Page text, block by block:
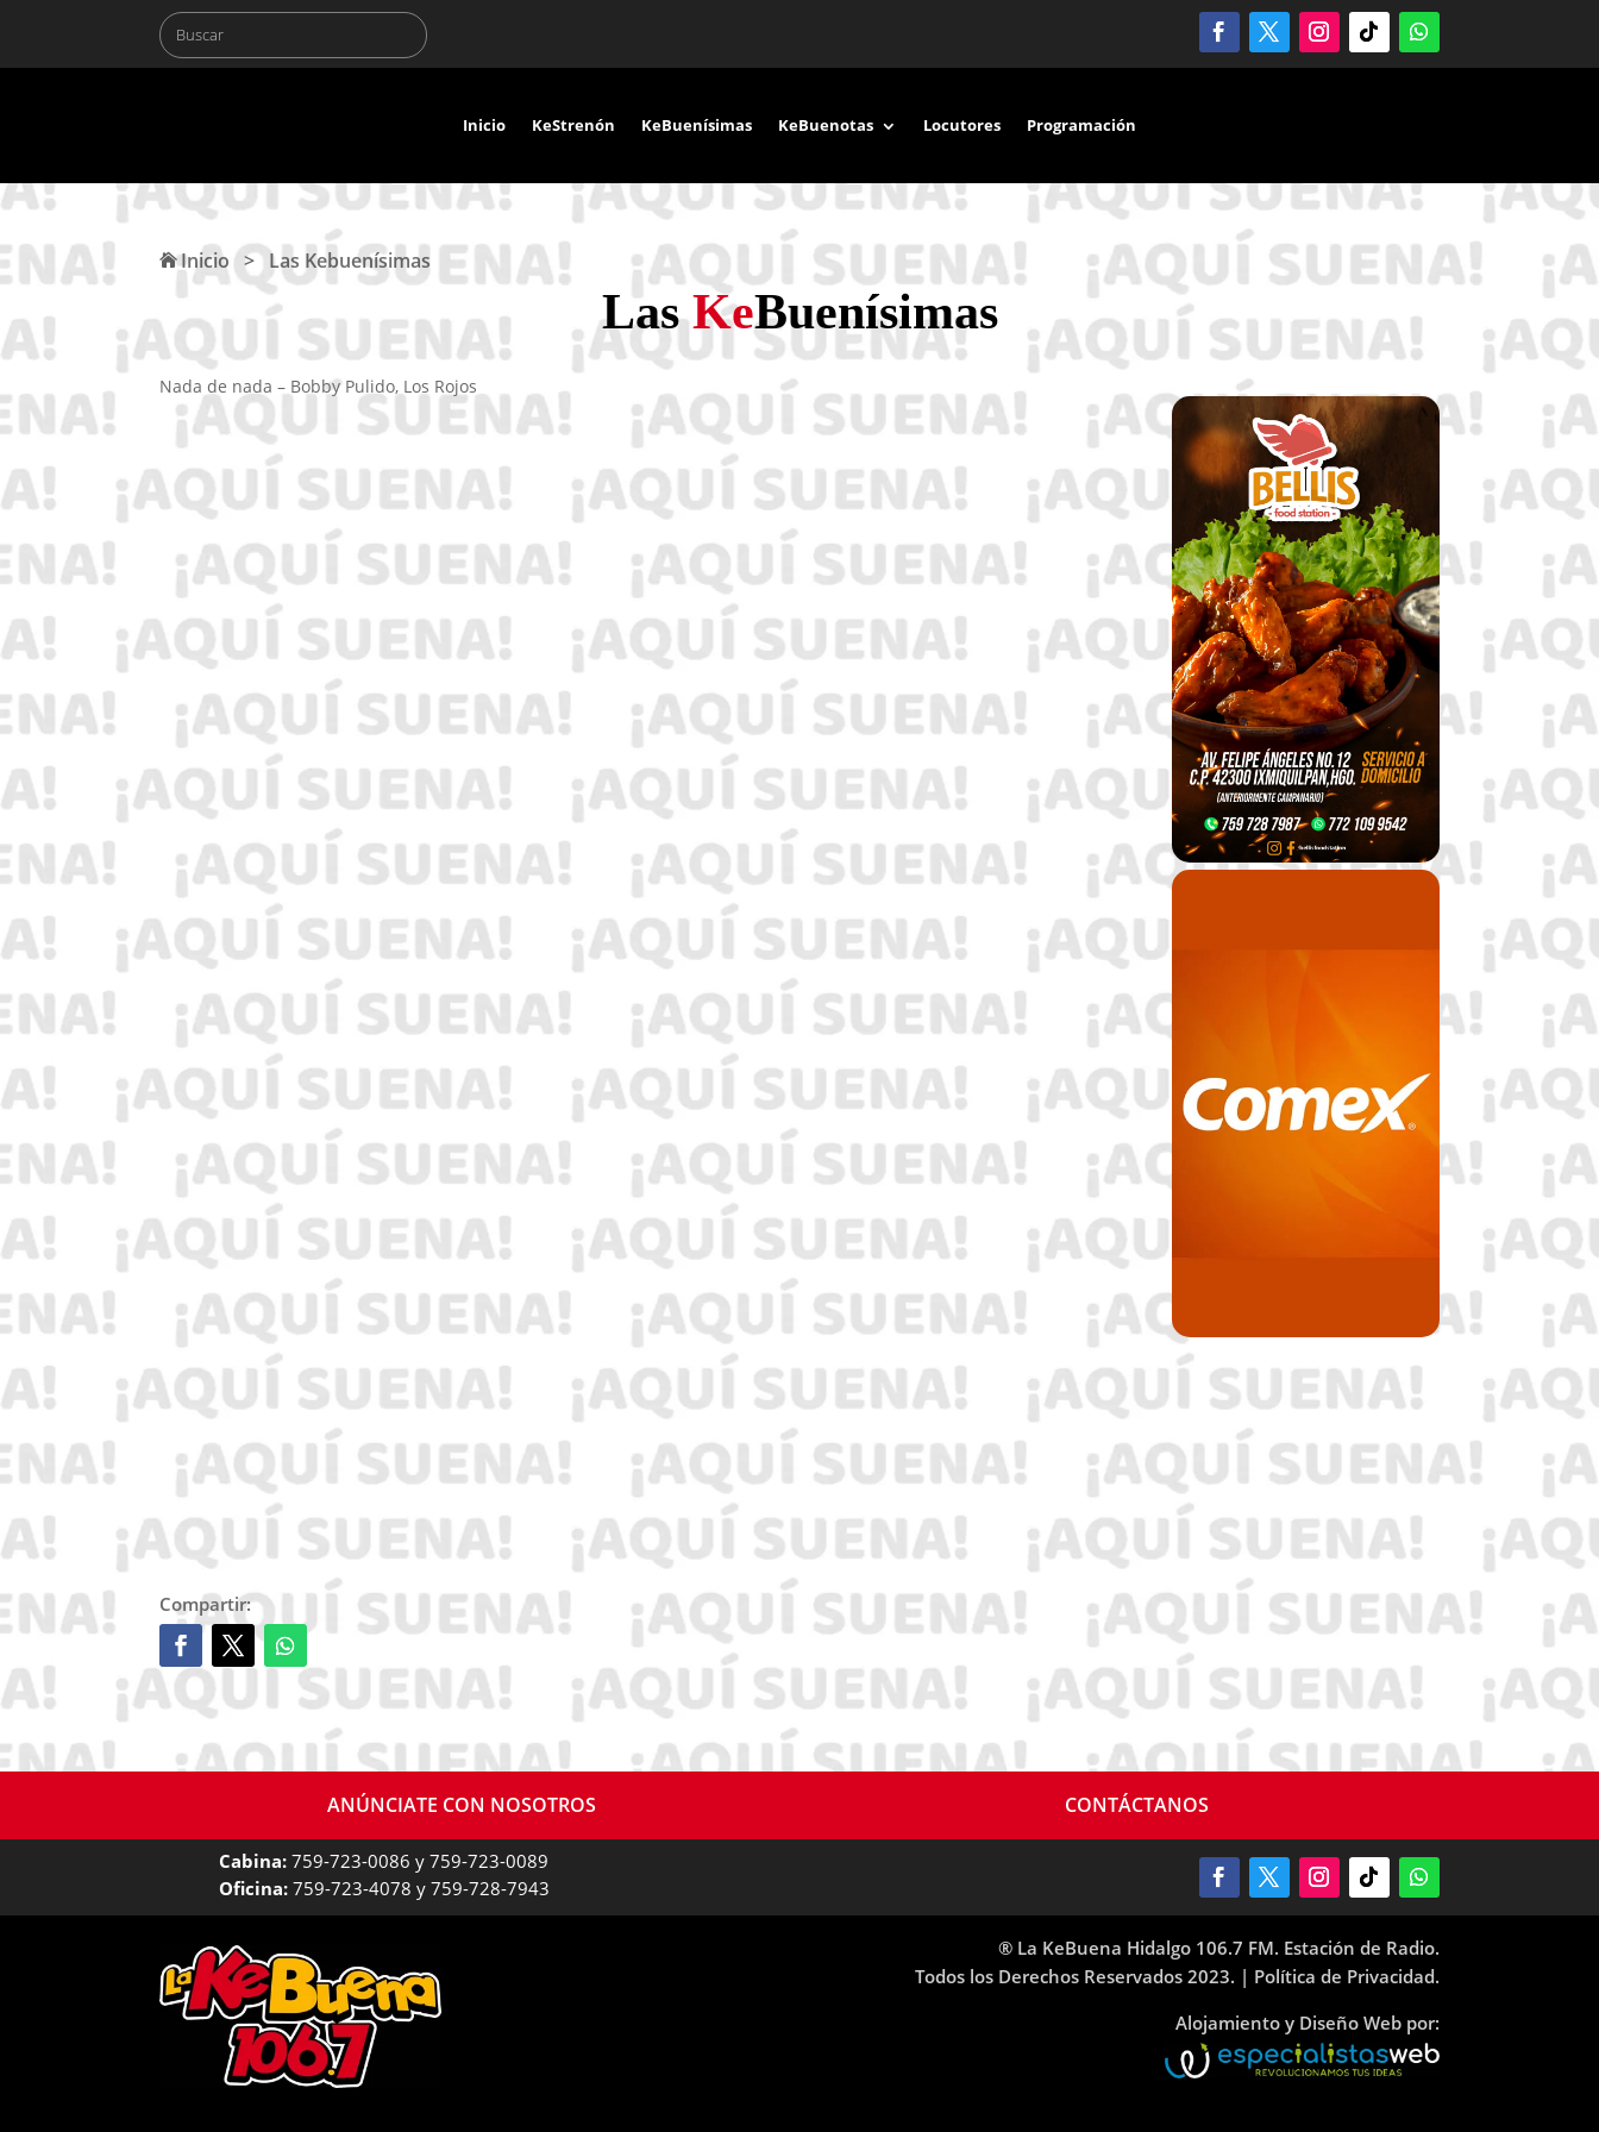
Inicio KeStrenón KeBuenísimas KeBuenotas Locutores Programación
Inicio > Las Kebuenísimas
LasKeBuenísimas
Nada de nada – Bobby Pulido, Los Rojos
Compartir:
ANÚNCIATE CON NOSOTROS CONTÁCTANOS
Cabina: 759-723-0086 y 759-723-0089
Oficina: 759-723-4078 y 759-728-7943
® La KeBuena Hidalgo 106.7 FM. Estación de Radio.
Todos los Derechos Reservados 2023. | Política de Privacidad.
Alojamiento y Diseño Web por: